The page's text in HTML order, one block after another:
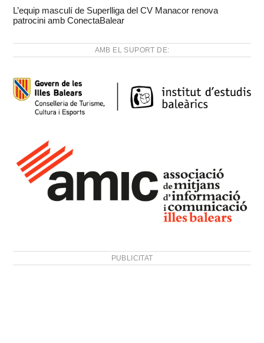
L’equip masculí de Superlliga del CV Manacor renova
patrocini amb ConectaBalear
AMB EL SUPORT DE:
PUBLICITAT